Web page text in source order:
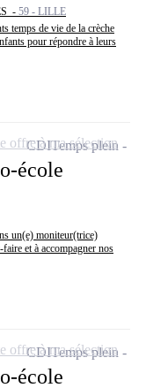
- 59 - LILLE
temps de vie de la crèche
pour répondre à leurs
école
un(e) moniteur(trice)
et à accompagner nos
CDITemps plein
offre à ma sélection
école
CDITemps plein
offre à ma sélection